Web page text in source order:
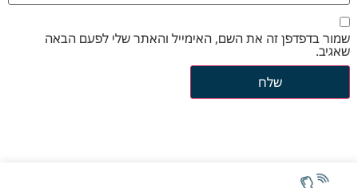
שמור בדפדפן זה את השם, האימייל והאתר שלי לפעם הבאה
שאגיב.